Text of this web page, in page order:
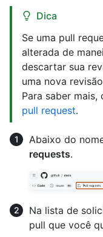
Dica
Se uma pull
alterada de
descartar sua
uma nova
Para saber mais,
pull request.
Abaixo do
requests.
Na lista de
pull que você